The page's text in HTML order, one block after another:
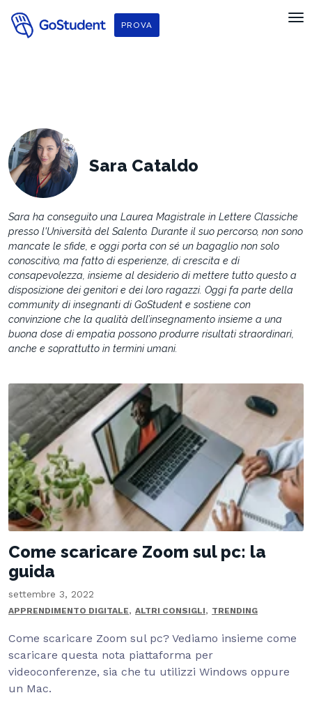
PROVA
Sara Cataldo
Sara ha conseguito una Laurea Magistrale in Lettere Classiche
presso l'Università del Salento. Durante il suo percorso, non sono
mancate le sfide, e oggi porta con sé un bagaglio non solo
conoscitivo, ma fatto di esperienze, di crescita e di
consapevolezza, insieme al desiderio di mettere tutto questo a
disposizione dei genitori e dei loro ragazzi. Oggi fa parte della
community di insegnanti di GoStudent e sostiene con
convinzione che la qualità dell’insegnamento insieme a una
buona dose di empatia possono produrre risultati straordinari,
anche e soprattutto in termini umani.
Come scaricare Zoom sul pc: la
guida
settembre 3, 2022
APPRENDIMENTO DIGITALE, ALTRI CONSIGLI, TRENDING
Come scaricare Zoom sul pc? Vediamo insieme come
scaricare questa nota piattaforma per
videoconferenze, sia che tu utilizzi Windows oppure
un Mac.